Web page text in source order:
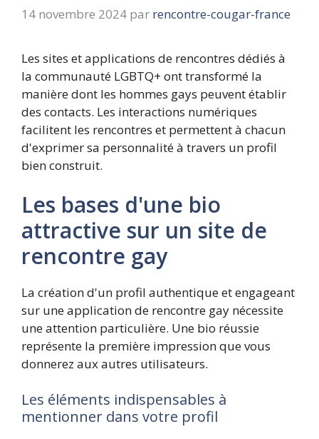
14 novembre 2024 par rencontre-cougar-france
Les sites et applications de rencontres dédiés à
la communauté LGBTQ+ ont transformé la
manière dont les hommes gays peuvent établir
des contacts. Les interactions numériques
facilitent les rencontres et permettent à chacun
d'exprimer sa personnalité à travers un profil
bien construit.
Les bases d'une bio
attractive sur un site de
rencontre gay
La création d'un profil authentique et engageant
sur une application de rencontre gay nécessite
une attention particulière. Une bio réussie
représente la première impression que vous
donnerez aux autres utilisateurs.
Les éléments indispensables à
mentionner dans votre profil